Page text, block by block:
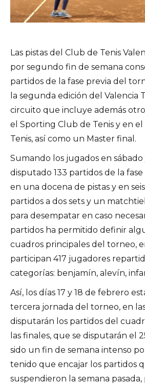
Las pistas del Club de Tenis
por segundo fin de semana
partidos de la fase previa del
la segunda edición del Valencia
circuito que incluye además
el Sporting Club de Tenis y en
Tenis, así como un Master final.
Sumando los jugados en
disputado 133 partidos de la
en una docena de pistas y en
partidos a dos sets y un
para desempatar en caso
partidos ha permitido definir
cuadros principales del torneo,
participan 417 jugadores
categorías: benjamín, alevín,
Así, los días 17 y 18 de febrero
tercera jornada del torneo, en
disputarán los partidos del
las finales, que se disputarán el
sido un fin de semana intenso
tenido que encajar los partidos
suspendieron la semana pasada,